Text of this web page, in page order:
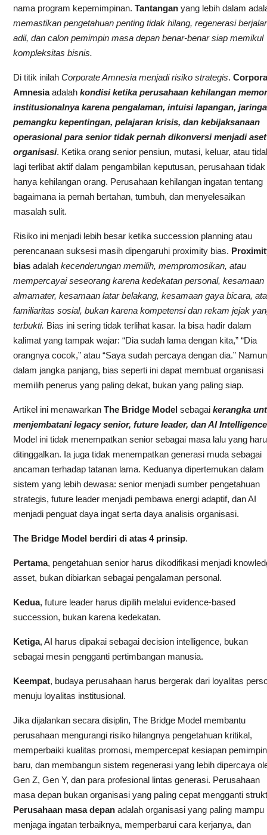
nama program kepemimpinan. Tantanganyang lebih dalam
memastikan pengetahuan penting tidak hilang, regenerasi
adil, dan calon pemimpin masa depan benar-benar siap memikul
kompleksitas bisnis.
Di titik inilah Corporate Amnesia menjadi risiko strategis.
Amnesiaadalah kondisi ketika perusahaan kehilangan
institusionalnya karena pengalaman, intuisi lapangan,
pemangku kepentingan, pelajaran krisis, dan kebijaksanaan
operasional para senior tidak pernah dikonversi menjadi aset
organisasi. Ketika orang senior pensiun, mutasi, keluar, atau
lagi terlibat aktif dalam pengambilan keputusan, perusahaan tidak
hanya kehilangan orang. Perusahaan kehilangan ingatan tentang
bagaimana ia pernah bertahan, tumbuh, dan menyelesaikan
masalah sulit.
Risiko ini menjadi lebih besar ketika succession planning atau
perencanaan suksesi masih dipengaruhi proximity bias.
biasadalah kecenderungan memilih, mempromosikan, atau
mempercayai seseorang karena kedekatan personal, kesamaan
almamater, kesamaan latar belakang, kesamaan gaya bicara,
familiaritas sosial, bukan karena kompetensi dan rekam jejak
terbukti. Bias ini sering tidak terlihat kasar. Ia bisa hadir dalam
kalimat yang tampak wajar: “Dia sudah lama dengan kita,” “Dia
orangnya cocok,” atau “Saya sudah percaya dengan dia.” Namun
dalam jangka panjang, bias seperti ini dapat membuat organisasi
memilih penerus yang paling dekat, bukan yang paling siap.
Artikel ini menawarkan The Bridge Modelsebagai kerangka
menjembatani legacy senior, future leader, dan AI
Model ini tidak menempatkan senior sebagai masa lalu yang
ditinggalkan. Ia juga tidak menempatkan generasi muda sebagai
ancaman terhadap tatanan lama. Keduanya dipertemukan dalam
sistem yang lebih dewasa: senior menjadi sumber pengetahuan
strategis, future leader menjadi pembawa energi adaptif, dan AI
menjadi penguat daya ingat serta daya analisis organisasi.
The Bridge Model berdiri di atas 4 prinsip.
Pertama, pengetahuan senior harus dikodifikasi menjadi
asset, bukan dibiarkan sebagai pengalaman personal.
Kedua, future leader harus dipilih melalui evidence-based
succession, bukan karena kedekatan.
Ketiga, AI harus dipakai sebagai decision intelligence, bukan
sebagai mesin pengganti pertimbangan manusia.
Keempat, budaya perusahaan harus bergerak dari loyalitas
menuju loyalitas institusional.
Jika dijalankan secara disiplin, The Bridge Model membantu
perusahaan mengurangi risiko hilangnya pengetahuan kritikal,
memperbaiki kualitas promosi, mempercepat kesiapan pemimpin
baru, dan membangun sistem regenerasi yang lebih dipercaya
Gen Z, Gen Y, dan para profesional lintas generasi. Perusahaan
masa depan bukan organisasi yang paling cepat mengganti
Perusahaan masa depanadalah organisasi yang paling mampu
menjaga ingatan terbaiknya, memperbarui cara kerjanya, dan